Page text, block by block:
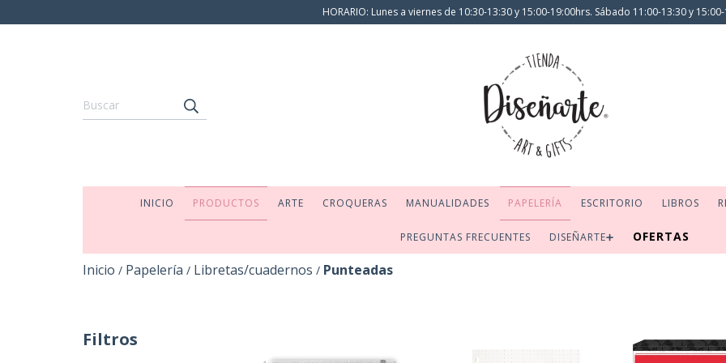
HORARIO: Lunes a viernes de 10:30-13:30 y 15:00-19:00hrs. Sábado 11:00-13:30 y
INICIO PRODUCTOS ARTE CROQUERAS MANUALIDADES PAPELERÍA ESCRITORIO LIBROS
PREGUNTAS FRECUENTES DISEÑARTE➕ OFERTAS
Inicio / Papelería / Libretas/cuadernos / Punteadas
Filtros